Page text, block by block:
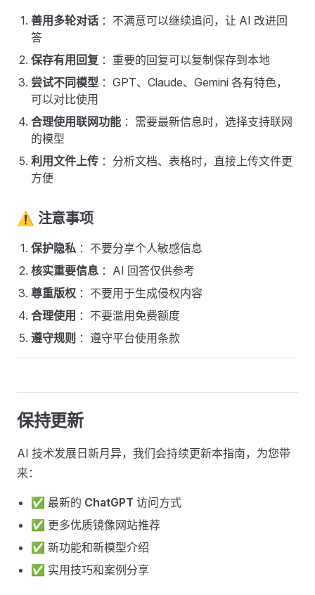
善用多轮对话 ：不满意可以继续追问，让 AI 改进回
答
保存有用回复 ：重要的回复可以复制保存到本地
尝试不同模型 ：GPT、Claude、Gemini 各有特色，
可以对比使用
合理使用联网功能 ：需要最新信息时，选择支持联网
的模型
利用文件上传 ：分析文档、表格时，直接上传文件更
方便
⚠️ 注意事项 ​
保护隐私 ：不要分享个人敏感信息
核实重要信息 ：AI 回答仅供参考
尊重版权 ：不要用于生成侵权内容
合理使用 ：不要滥用免费额度
遵守规则 ：遵守平台使用条款
保持更新 ​
AI 技术发展日新月异，我们会持续更新本指南，为您带
来：
✅ 最新的 ChatGPT 访问方式
✅ 更多优质镜像网站推荐
✅ 新功能和新模型介绍
✅ 实用技巧和案例分享